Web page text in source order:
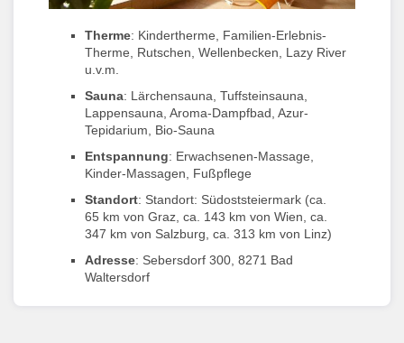
Therme: Kindertherme, Familien-Erlebnis-
Therme, Rutschen, Wellenbecken, Lazy River
u.v.m.
Sauna: Lärchensauna, Tuffsteinsauna,
Lappensauna, Aroma-Dampfbad, Azur-
Tepidarium, Bio-Sauna
Entspannung: Erwachsenen-Massage,
Kinder-Massagen, Fußpflege
Standort: Standort: Südoststeiermark (ca.
65 km von Graz, ca. 143 km von Wien, ca.
347 km von Salzburg, ca. 313 km von Linz)
Adresse: Sebersdorf 300, 8271 Bad
Waltersdorf